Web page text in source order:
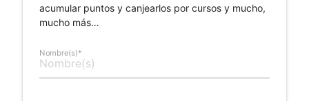
acumular puntos y canjearlos por cursos y mucho,
mucho más…
Nombre(s)*